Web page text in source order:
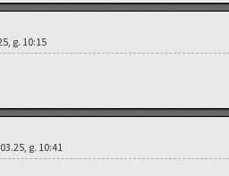
g. 10:15
g. 10:41